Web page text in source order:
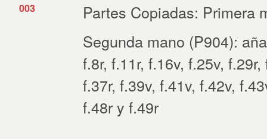
003
Partes Copiadas: Primera
Segunda mano (P904):
f.8r, f.11r, f.16v, f.25v,
f.37r, f.39v, f.41v, f.42v,
f.48r y f.49r